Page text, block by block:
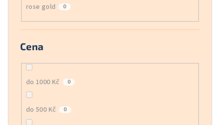
rose gold 0
Cena
do 1000 Kč 0
do 500 Kč 0